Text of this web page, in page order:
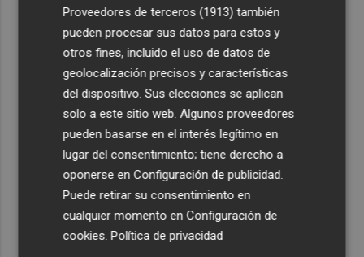
Proveedores de terceros (1913) también
pueden procesar sus datos para estos y
otros fines, incluido el uso de datos de
geolocalización precisos y características
del dispositivo. Sus elecciones se aplican
solo a este sitio web. Algunos proveedores
pueden basarse en el interés legítimo en
lugar del consentimiento; tiene derecho a
oponerse enConfiguración de publicidad.
Puede retirar su consentimiento en
cualquier momento enConfiguración de
cookies.Política de privacidad